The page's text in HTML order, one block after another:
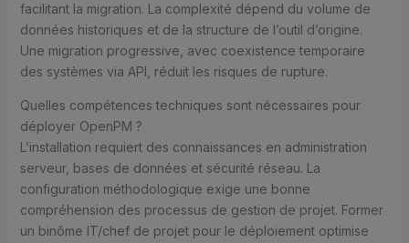
facilitant la migration. La complexité dépend du volume de
données historiques et de la structure de l’outil d’origine.
Une migration progressive, avec coexistence temporaire
des systèmes via API, réduit les risques de rupture.
Quelles compétences techniques sont nécessaires pour
déployer OpenPM ?
L’installation requiert des connaissances en administration
serveur, bases de données et sécurité réseau. La
configuration méthodologique exige une bonne
compréhension des processus de gestion de projet. Former
un binôme IT/chef de projet pour le déploiement optimise